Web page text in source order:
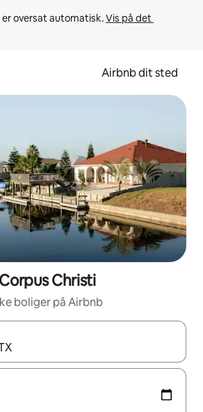
er oversat automatisk. Vis på det
Airbnb dit sted
Christi
boliger på Airbnb
tilgængelige, skal du navigere med